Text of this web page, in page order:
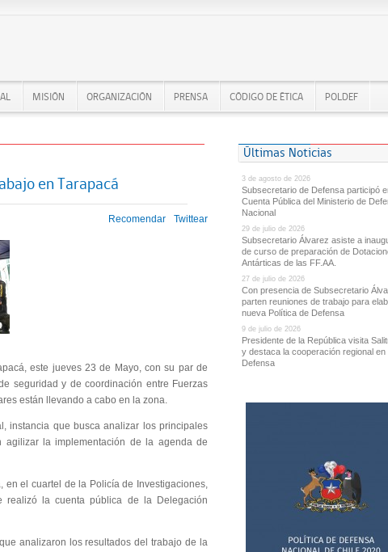
MISIÓN ORGANIZACIÓN PRENSA CÓDIGO DE ÉTICA POLDEF
en Tarapacá
Recomendar Twittear
este jueves 23 de Mayo, con su par de
seguridad y de coordinación entre Fuerzas
están llevando a cabo en la zona.
instancia que busca analizar los principales
la implementación de la agenda de
en el cuartel de la Policía de Investigaciones,
realizó la cuenta pública de la Delegación
analizaron los resultados del trabajo de la
Últimas Noticias
3 de agosto de 2026
Subsecretario de Defensa participó
Cuenta Pública del Ministerio de
Nacional
29 de julio de 2026
Subsecretario Álvarez asiste a
de curso de preparación de
Antárticas de las FF.AA.
27 de julio de 2026
Con presencia de Subsecretario
parten reuniones de trabajo para
nueva Política de Defensa
9 de julio de 2026
Presidente de la República visita
y destaca la cooperación regional en
Defensa